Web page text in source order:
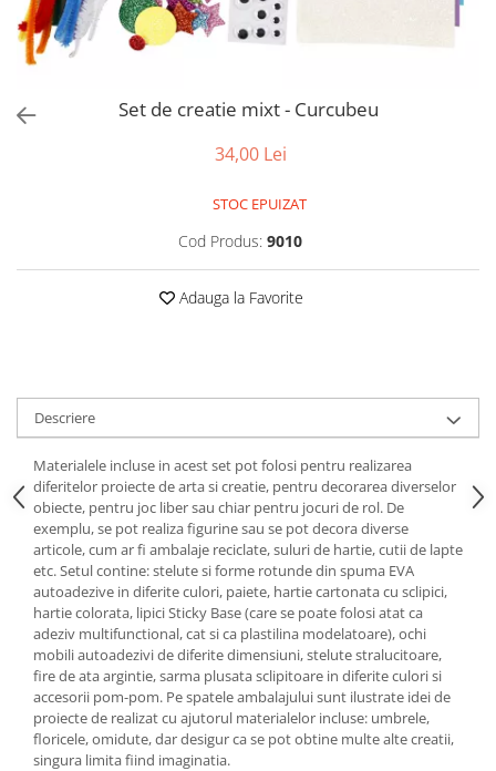
Puzzle-uri progresive
Puzzle-uri stratificate
Creioane colorate si carioci
Instrumente si accesorii pentru
pictura
Stampile si tusiere
Modelaj
Tablouri diamonds
pentru copii
Jocuri de societate pentru copii
Jocuri matematice
Stimulare olfactiva si gustativa
Stimulare tactila
Set de creatie mixt - Curcubeu
34,00 Lei
STOC EPUIZAT
Cod Produs: 9010
Adauga la Favorite
Descriere
Materialele incluse in acest set pot folosi pentru realizarea
diferitelor proiecte de arta si creatie, pentru decorarea diverselor
obiecte, pentru joc liber sau chiar pentru jocuri de rol. De
exemplu, se pot realiza figurine sau se pot decora diverse
articole, cum ar fi ambalaje reciclate, suluri de hartie, cutii de lapte
etc. Setul contine: stelute si forme rotunde din spuma EVA
autoadezive in diferite culori, paiete, hartie cartonata cu sclipici,
hartie colorata, lipici Sticky Base (care se poate folosi atat ca
adeziv multifunctional, cat si ca plastilina modelatoare), ochi
mobili autoadezivi de diferite dimensiuni, stelute stralucitoare,
fire de ata argintie, sarma plusata sclipitoare in diferite culori si
accesorii pom-pom. Pe spatele ambalajului sunt ilustrate idei de
proiecte de realizat cu ajutorul materialelor incluse: umbrele,
floricele, omidute, dar desigur ca se pot obtine multe alte creatii,
singura limita fiind imaginatia.